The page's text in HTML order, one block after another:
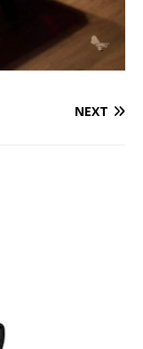
NEXT